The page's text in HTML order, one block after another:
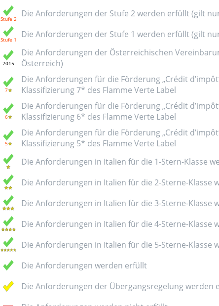
Die Anforderungen der Stufe 2 werden erfüllt (gilt
Die Anforderungen der Stufe 1 werden erfüllt (gilt
Die Anforderungen der Österreichischen
Österreich)
Die Anforderungen für die Förderung „Crédit
Klassifizierung 7* des Flamme Verte Label
Die Anforderungen für die Förderung „Crédit
Klassifizierung 6* des Flamme Verte Label
Die Anforderungen für die Förderung „Crédit
Klassifizierung 5* des Flamme Verte Label
Die Anforderungen in Italien für die 1-Stern-Klasse
Die Anforderungen in Italien für die 2-Sterne-Klasse
Die Anforderungen in Italien für die 3-Sterne-Klasse
Die Anforderungen in Italien für die 4-Sterne-Klasse
Die Anforderungen in Italien für die 5-Sterne-Klasse
Die Anforderungen werden erfüllt
Die Anforderungen der Übergangsregelung werden